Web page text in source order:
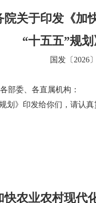
院关于印发《加
“十五五”规
国发〔2026
部委、各直属机构：
划》印发给你们，请认真
快农业农村现代